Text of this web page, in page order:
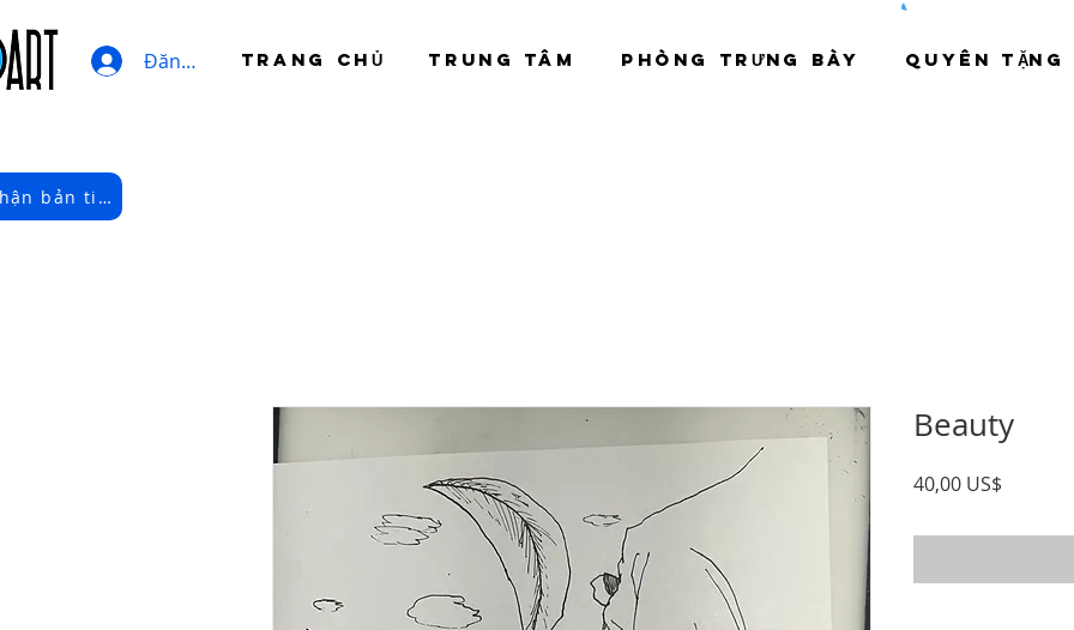
Đăng nhậpTRANG CHỦ TRUNG TÂM PHÒNG TRƯNG BÀY QUYÊN TẶNG
Đăng ký nhận bản tin điện tử
Beauty
40,00 US$